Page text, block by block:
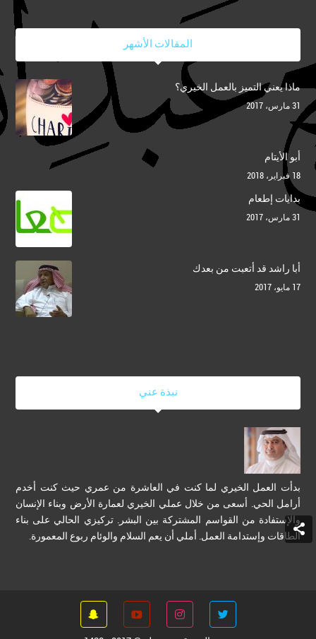
المقالات الأشهر
ماذا يعني التميز بالعمل الخيري؟
31 مارس، 2017
أبو الأيتام
18 فبراير، 2018
بدايات إطعام
31 مارس، 2017
أبا راشد قد أتعبت من بعدك
17 مايو، 2017
نبذة عني
بدأت العمل الخيري لما كنت في العاشرة من عمري حيث كنت أخدم
أرامل الحي. أسعى من خلال عملي الخيري لعمارة الأرض وبناء الإنسان
والإستفادة من القواسم المشتركة بين البشر. تركيزي الحالي على بناء
الطاقات وإستدامة العمل. أملي أن يعم السلام والوئام ربوع المعمورة.